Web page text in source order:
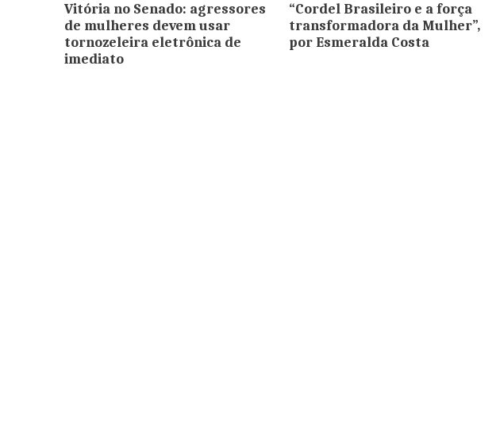
Vitória no Senado: agressores
de mulheres devem usar
tornozeleira eletrônica de
imediato
“Cordel Brasileiro e a força
transformadora da Mulher”,
por Esmeralda Costa